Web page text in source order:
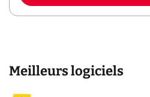
Meilleurs logiciels